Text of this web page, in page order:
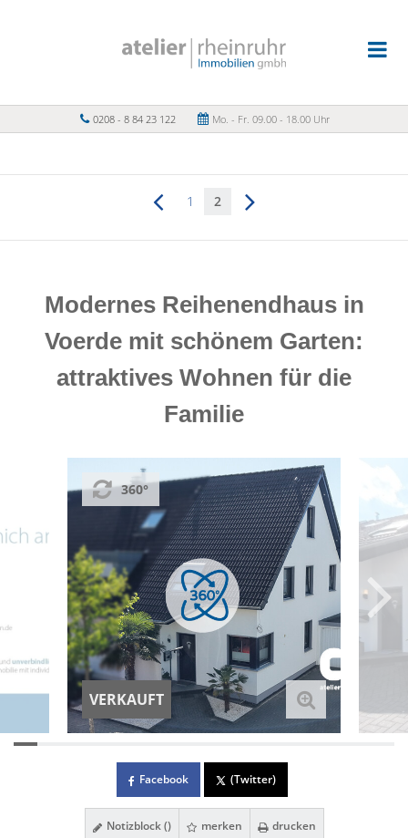
0208 - 8 84 23 122 Mo. - Fr. 09.00 - 18.00 Uhr
1 2
Modernes Reihenendhaus in
Voerde mit schönem Garten:
attraktives Wohnen für die
Familie
VERKAUFT
360°
Facebook (Twitter)
Notizblock () merken drucken